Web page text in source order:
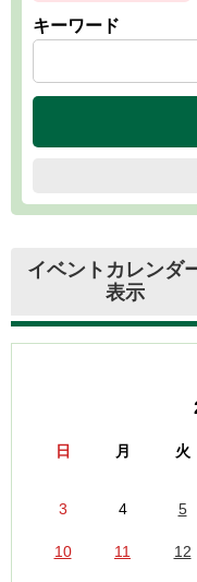
キーワード
イベントカレンダ
表示
日 月 火
3
4 5
10 11 12